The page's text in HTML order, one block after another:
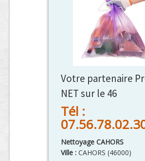
Votre partenaire
NET sur le 46
Tél :
Nettoyage CAHORS
Ville : CAHORS (46000)